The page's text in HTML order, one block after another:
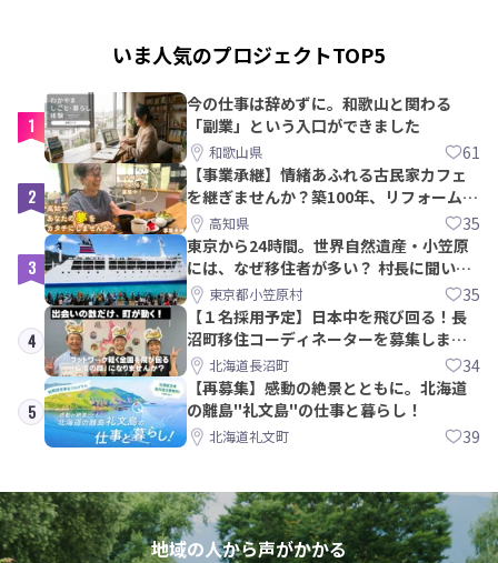
いま人気のプロジェクトTOP5
1
今の仕事は辞めずに。和歌山と関わる
「副業」という入口ができました
和歌山県 61
2
【事業承継】情緒あふれる古民家カフェ
を継ぎませんか？築100年、リフォームか
ら約10年！
高知県 35
3
東京から24時間。世界自然遺産・小笠原
には、なぜ移住者が多い？ 村長に聞いて
みた東京都小笠原村 35
4
【１名採用予定】日本中を飛び回る！長
沼町移住コーディネーターを募集しま
す！北海道長沼町 34
5
【再募集】感動の絶景とともに。北海道
の離島"礼文島"の仕事と暮らし！
北海道礼文町 39
地域の人から声がかかる